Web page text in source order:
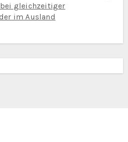
gleichzeitiger
im Ausland